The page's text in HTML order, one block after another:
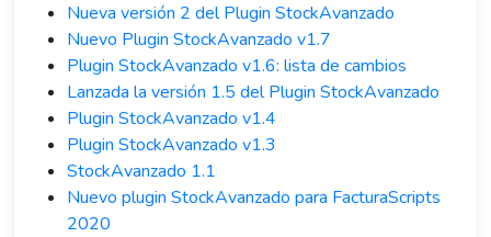
Nueva versión 2 del Plugin StockAvanzado
Nuevo Plugin StockAvanzado v1.7
Plugin StockAvanzado v1.6: lista de cambios
Lanzada la versión 1.5 del Plugin StockAvanzado
Plugin StockAvanzado v1.4
Plugin StockAvanzado v1.3
StockAvanzado 1.1
Nuevo plugin StockAvanzado para FacturaScripts
2020